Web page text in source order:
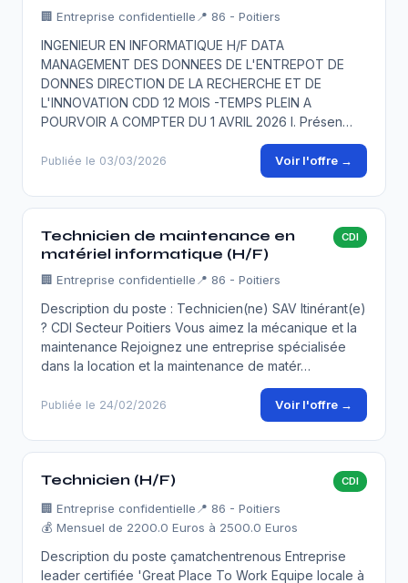
🏢 Entreprise confidentielle 📍 86 - Poitiers
INGENIEUR EN INFORMATIQUE H/F DATA
MANAGEMENT DES DONNEES DE L'ENTREPOT DE
DONNES DIRECTION DE LA RECHERCHE ET DE
L'INNOVATION CDD 12 MOIS -TEMPS PLEIN A
POURVOIR A COMPTER DU 1 AVRIL 2026 I. Présen…
Publiée le 03/03/2026 Voir l'offre →
Technicien de maintenance en
matériel informatique (H/F)
CDI
🏢 Entreprise confidentielle 📍 86 - Poitiers
Description du poste : Technicien(ne) SAV Itinérant(e)
? CDI Secteur Poitiers Vous aimez la mécanique et la
maintenance Rejoignez une entreprise spécialisée
dans la location et la maintenance de matér…
Publiée le 24/02/2026 Voir l'offre →
Technicien (H/F) CDI
🏢 Entreprise confidentielle 📍 86 - Poitiers
💰 Mensuel de 2200.0 Euros à 2500.0 Euros
Description du poste çamatchentrenous Entreprise
leader certifiée 'Great Place To Work Equipe locale à